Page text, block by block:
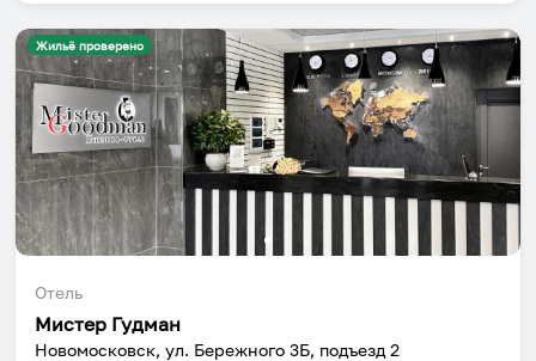
Жильё проверено
Отель
Мистер Гудман
Новомосковск, ул. Бережного 3Б, подъезд 2